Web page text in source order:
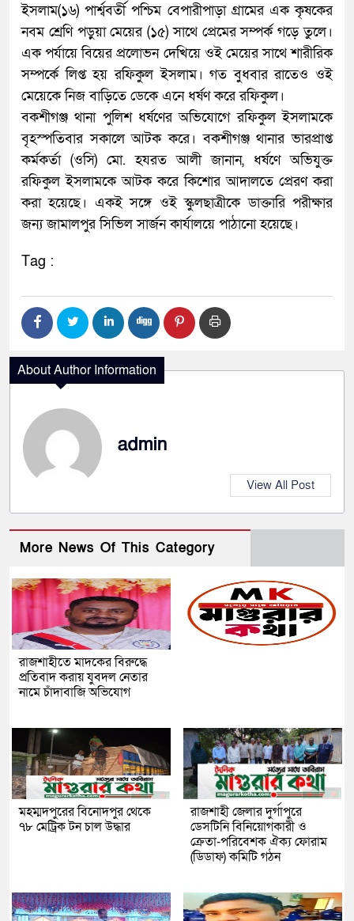
ইসলাম(১৬) পার্শ্ববর্তী পশ্চিম বেপারীপাড়া গ্রামের এক কৃষকের
নবম শ্রেণি পড়ুয়া মেয়ের (১৫) সাথে প্রেমের সম্পর্ক গড়ে তুলে।
এক পর্যায়ে বিয়ের প্রলোভন দেখিয়ে ওই মেয়ের সাথে শারীরিক
সম্পর্কে লিপ্ত হয় রফিকুল ইসলাম। গত বুধবার রাতেও ওই
মেয়েকে নিজ বাড়িতে ডেকে এনে ধর্ষণ করে রফিকুল।
বকশীগঞ্জ থানা পুলিশ ধর্ষণের অভিযোগে রফিকুল ইসলামকে
বৃহস্পতিবার সকালে আটক করে। বকশীগঞ্জ থানার ভারপ্রাপ্ত
কর্মকর্তা (ওসি) মো. হযরত আলী জানান, ধর্ষণে অভিযুক্ত
রফিকুল ইসলামকে আটক করে কিশোর আদালতে প্রেরণ করা
করা হয়েছে। একই সঙ্গে ওই স্কুলছাত্রীকে ডাক্তারি পরীক্ষার
জন্য জামালপুর সিভিল সার্জন কার্যালয়ে পাঠানো হয়েছে।
Tag :
About Author Information
admin
View All Post
More News Of This Category
রাজশাহীতে মাদকের বিরুদ্ধে
প্রতিবাদ করায় যুবদল নেতার
নামে চাঁদাবাজি অভিযোগ
মহম্মদপুরের বিনোদপুর থেকে
৭৮ মেট্রিক টন চাল উদ্ধার
রাজশাহী জেলার দুর্গাপুরে
ডেসটিনি বিনিয়োগকারী ও
ক্রেতা-পরিবেশক ঐক্য ফোরাম
(ডিডাফ) কমিটি গঠন